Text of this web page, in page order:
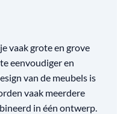
vaak grote en grove
eenvoudiger en
van de meubels is
vaak meerdere
in één ontwerp.